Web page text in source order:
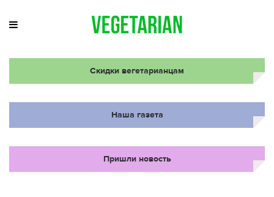
Скидки вегетарианцам
Наша газета
Пришли новость